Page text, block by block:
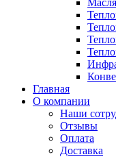
Главная
О компании
Наши
Отзывы
Оплата
Доставка